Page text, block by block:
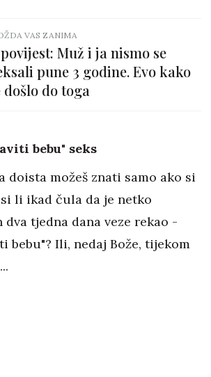
VAS ZANIMA
Muž i ja nismo se
pune 3 godine. Evo kako
došlo do toga
bebu" seks
doista možeš znati samo ako si
li ikad čula da je netko
tjedna dana veze rekao -
bebu"? Ili, nedaj Bože, tijekom